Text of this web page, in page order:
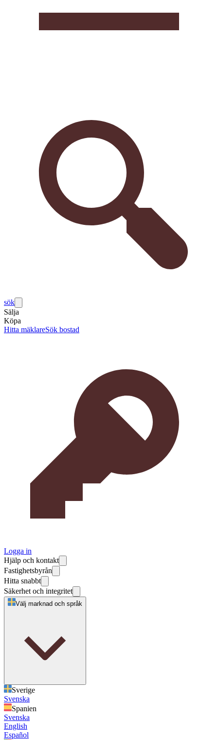
sök
Sälja
Köpa
Hitta mäklareSök bostad
Logga in
Hjälp och kontakt
Fastighetsbyrån
Hitta snabbt
Säkerhet och integritet
Välj marknad och språk
Sverige
Svenska
Spanien
Svenska
English
Español